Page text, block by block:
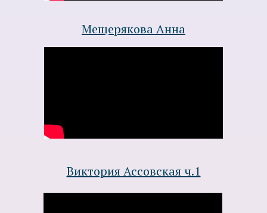
Виктория Ассовская ч.1
Мещерякова Анна